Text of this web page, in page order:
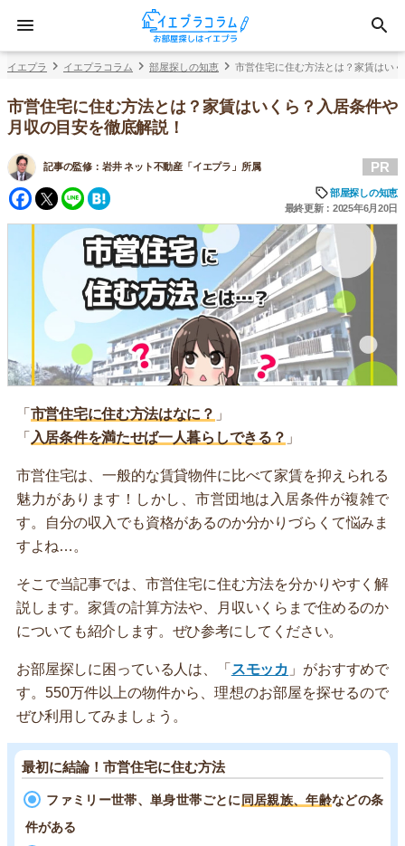
イエプラ イエプラコラム 部屋探しの知恵 市営住宅に住む方法とは？家賃はい
市営住宅に住む方法とは？家賃はいくら？入居条件や
月収の目安を徹底解説！
記事の監修： 岩井 ネット不動産「イエプラ」所属
Facebook
Twitter
Line
PR
部屋探しの知恵
最終更新：2025年6月20日
「 市営住宅に住む方法はなに？ 」
「 入居条件を満たせば一人暮らしできる？ 」
市営住宅は、一般的な賃貸物件に比べて家賃を抑えられる
魅力があります！しかし、市営団地は入居条件が複雑で
す。自分の収入でも資格があるのか分かりづらくて悩みま
すよね…。
そこで当記事では、市営住宅に住む方法を分かりやすく解
説します。家賃の計算方法や、月収いくらまで住めるのか
についても紹介します。ぜひ参考にしてください。
お部屋探しに困っている人は、「 スモッカ 」がおすすめで
す。550万件以上の物件から、理想のお部屋を探せるので
ぜひ利用してみましょう。
最初に結論！市営住宅に住む方法
ファミリー世帯、単身世帯ごとに 同居親族、年齢などの条
件がある